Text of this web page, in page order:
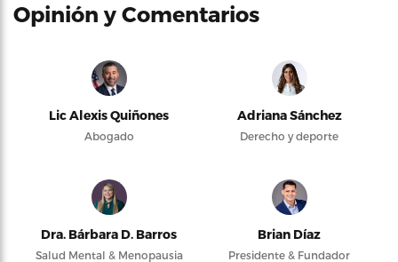
Opinión y Comentarios
Lic Alexis Quiñones
Abogado
Adriana Sánchez
Derecho y deporte
Dra. Bárbara D. Barros
Salud Mental & Menopausia
Brian Díaz
Presidente & Fundador